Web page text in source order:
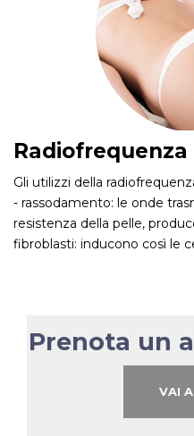
Radiofrequenza
Gli utilizzi della
- rassodamento: le onde
resistenza della pelle,
fibroblasti: inducono così le
Prenota un
VAI